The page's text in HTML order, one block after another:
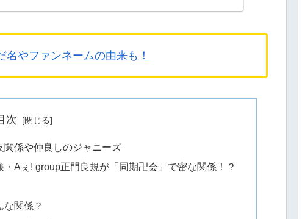
やファンネームの由来も！
次
係や仲良しのジャニーズ
Aぇ! group正門良規が「同期卍会」で密な関係！？
関係？